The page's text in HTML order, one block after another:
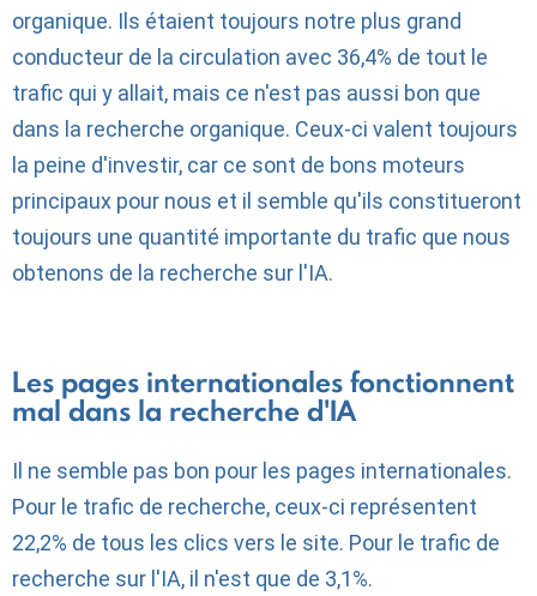
organique. Ils étaient toujours notre plus grand
conducteur de la circulation avec 36,4% de tout le
trafic qui y allait, mais ce n'est pas aussi bon que
dans la recherche organique. Ceux-ci valent toujours
la peine d'investir, car ce sont de bons moteurs
principaux pour nous et il semble qu'ils constitueront
toujours une quantité importante du trafic que nous
obtenons de la recherche sur l'IA.
Les pages internationales fonctionnent
mal dans la recherche d'IA
Il ne semble pas bon pour les pages internationales.
Pour le trafic de recherche, ceux-ci représentent
22,2% de tous les clics vers le site. Pour le trafic de
recherche sur l'IA, il n'est que de 3,1%.